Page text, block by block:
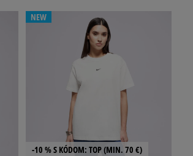
NEW
-10 % S KÓDOM: TOP (MIN. 70 €)